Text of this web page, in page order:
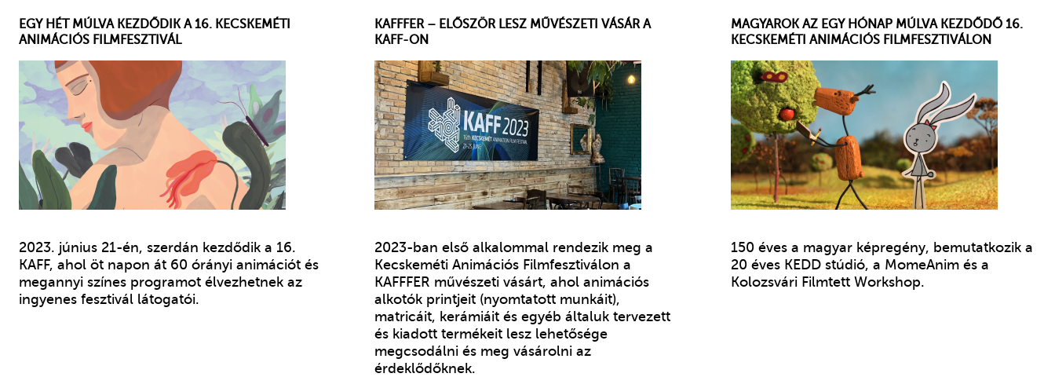
EGY HÉT MÚLVA KEZDŐDIK A 16. KECSKEMÉTI
ANIMÁCIÓS FILMFESZTIVÁL
2023. június 21-én, szerdán kezdődik a 16.
KAFF, ahol öt napon át 60 órányi animációt és
megannyi színes programot élvezhetnek az
ingyenes fesztivál látogatói.
KAFFFER – ELŐSZÖR LESZ MŰVÉSZETI VÁSÁR A
KAFF-ON
2023-ban első alkalommal rendezik meg a
Kecskeméti Animációs Filmfesztiválon a
KAFFFER művészeti vásárt, ahol animációs
alkotók printjeit (nyomtatott munkáit),
matricáit, kerámiáit és egyéb általuk tervezett
és kiadott termékeit lesz lehetősége
megcsodálni és meg vásárolni az
érdeklődőknek.
MAGYAROK AZ EGY HÓNAP MÚLVA KEZDŐDŐ 16.
KECSKEMÉTI ANIMÁCIÓS FILMFESZTIVÁLON
150 éves a magyar képregény, bemutatkozik a
20 éves KEDD stúdió, a MomeAnim és a
Kolozsvári Filmtett Workshop.